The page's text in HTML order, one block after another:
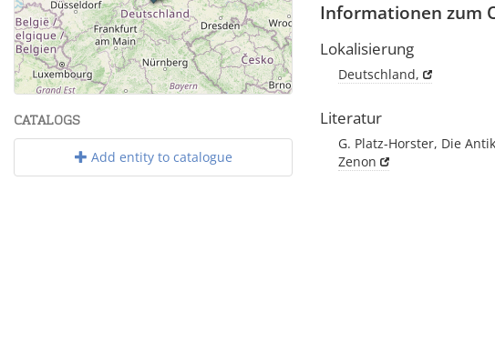
Leaflet| Maps and Data ©OpenStreetMap.
CATALOGS
Add entity to catalogue
Informationen zum
Lokalisierung
Deutschland,
Literatur
G. Platz-Horster, Die
Zenon